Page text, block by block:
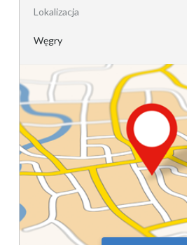
Lokalizacja
Węgry